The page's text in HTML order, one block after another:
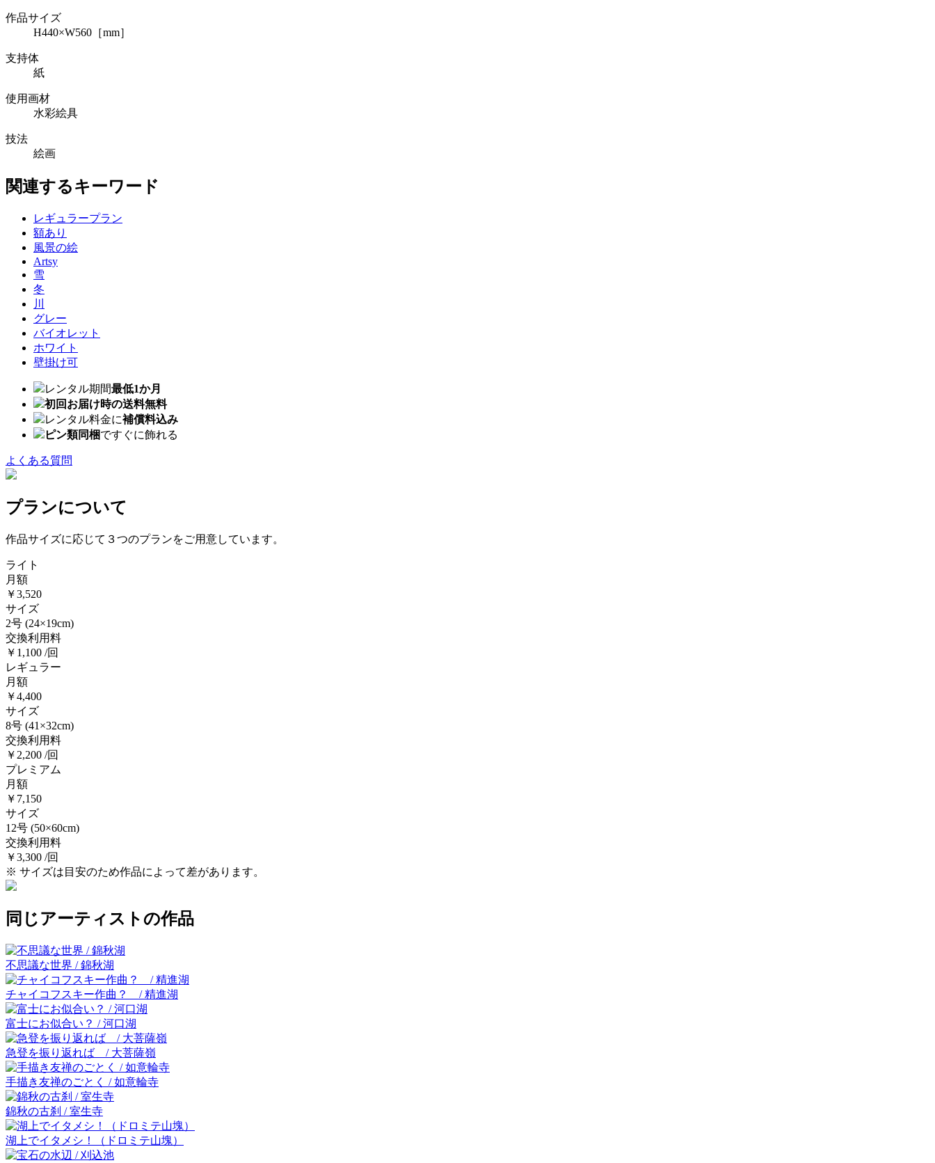
作品サイズ
H440×W560［mm］
支持体
紙
使用画材
水彩絵具
技法
絵画
関連するキーワード
レギュラープラン
額あり
風景の絵
Artsy
雪
冬
川
グレー
バイオレット
ホワイト
壁掛け可
レンタル期間最低1か月
初回お届け時の送料無料
レンタル料金に補償料込み
ピン類同梱ですぐに飾れる
よくある質問
プランについて
作品サイズに応じて３つのプランをご用意しています。
ライト
月額
￥3,520
サイズ
2号 (24×19cm)
交換利用料
￥1,100 /回
レギュラー
月額
￥4,400
サイズ
8号 (41×32cm)
交換利用料
￥2,200 /回
プレミアム
月額
￥7,150
サイズ
12号 (50×60cm)
交換利用料
￥3,300 /回
※ サイズは目安のため作品によって差があります。
同じアーティストの作品
不思議な世界 / 錦秋湖
チャイコフスキー作曲？ / 精進湖
富士にお似合い？ / 河口湖
急登を振り返れば / 大菩薩嶺
手描き友禅のごとく / 如意輪寺
錦秋の古刹 / 室生寺
湖上でイタメシ！（ドロミテ山塊）